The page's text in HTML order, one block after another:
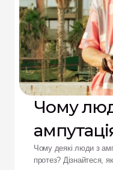
Чому
Чому деякі люди з
протез? Дізнайтеся,